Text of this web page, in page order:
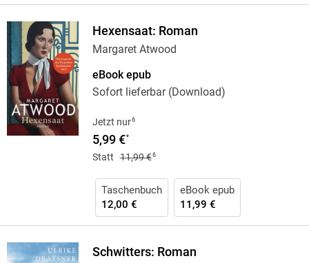
Hexensaat: Roman
Margaret Atwood
eBook epub
Sofort lieferbar (Download)
Jetzt nur6
5,99 €*
Statt 11,99 €6
Taschenbuch
12,00 €
eBook epub
11,99 €
Schwitters: Roman